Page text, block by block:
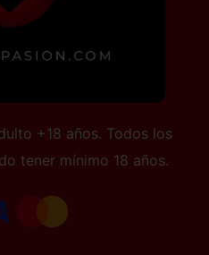
+18 años. Todos los
tener mínimo 18 años.